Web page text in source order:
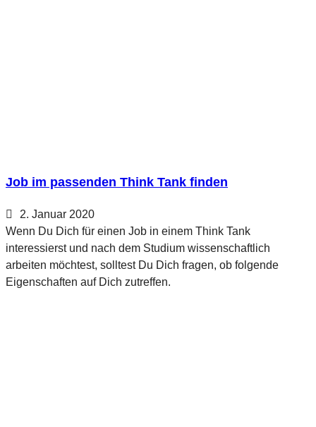
Job im passenden Think Tank finden
2. Januar 2020
Wenn Du Dich für einen Job in einem Think Tank
interessierst und nach dem Studium wissenschaftlich
arbeiten möchtest, solltest Du Dich fragen, ob folgende
Eigenschaften auf Dich zutreffen.